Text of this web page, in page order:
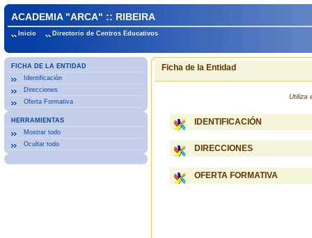
ACADEMIA "ARCA" :: RIBEIRA
Inicio Directorio de Centros Educativos
FICHA DE LA ENTIDAD
Identificación
Direcciones
Oferta Formativa
HERRAMIENTAS
Mostrar todo
Ocultar todo
Ficha de la Entidad
Utiliza
IDENTIFICACIÓN
DIRECCIONES
OFERTA FORMATIVA